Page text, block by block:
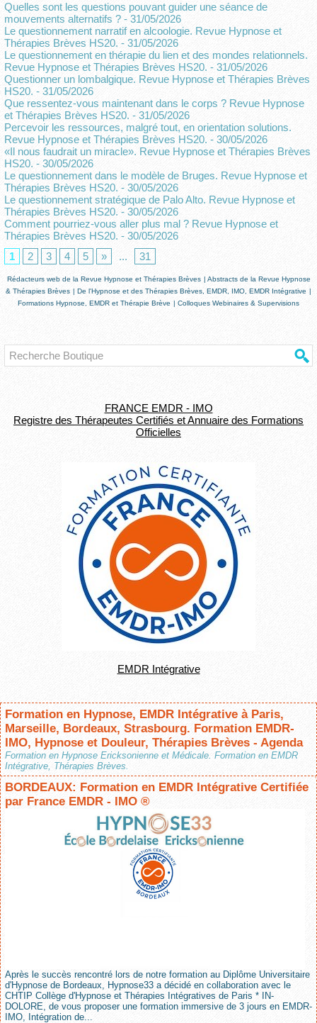
FRANCE EMDR - IMO
Registre des Thérapeutes Certifiés et Annuaire des Formations
Officielles
EMDR Intégrative
Formation en Hypnose, EMDR Intégrative à Paris,
Marseille, Bordeaux, Strasbourg. Formation EMDR-
IMO, Hypnose et Douleur, Thérapies Brèves - Agenda
Formation en Hypnose Ericksonienne et Médicale. Formation en EMDR
Intégrative, Thérapies Brèves.
BORDEAUX: Formation en EMDR Intégrative Certifiée
par France EMDR - IMO ®
Après le succès rencontré lors de notre formation au Diplôme Universitaire
d'Hypnose de Bordeaux, Hypnose33 a décidé en collaboration avec le
CHTIP Collège d'Hypnose et Thérapies Intégratives de Paris * IN-
DOLORE, de vous proposer une formation immersive de 3 jours en EMDR-
IMO, Intégration de...
Quelles sont les questions pouvant guider une séance de
mouvements alternatifs ? - 31/05/2026
Le questionnement narratif en alcoologie. Revue Hypnose et
Thérapies Brèves HS20. - 31/05/2026
Le questionnement en thérapie du lien et des mondes relationnels.
Revue Hypnose et Thérapies Brèves HS20. - 31/05/2026
Questionner un lombalgique. Revue Hypnose et Thérapies Brèves
HS20. - 31/05/2026
Que ressentez-vous maintenant dans le corps ? Revue Hypnose
et Thérapies Brèves HS20. - 31/05/2026
Percevoir les ressources, malgré tout, en orientation solutions.
Revue Hypnose et Thérapies Brèves HS20. - 30/05/2026
«Il nous faudrait un miracle». Revue Hypnose et Thérapies Brèves
HS20. - 30/05/2026
Le questionnement dans le modèle de Bruges. Revue Hypnose et
Thérapies Brèves HS20. - 30/05/2026
Le questionnement stratégique de Palo Alto. Revue Hypnose et
Thérapies Brèves HS20. - 30/05/2026
Comment pourriez-vous aller plus mal ? Revue Hypnose et
Thérapies Brèves HS20. - 30/05/2026
1
2 3 4 5 » ... 31
Rédacteurs web de la Revue Hypnose et Thérapies Brèves | Abstracts de la Revue Hypnose
& Thérapies Brèves | De l'Hypnose et des Thérapies Brèves, EMDR, IMO, EMDR Intégrative |
Formations Hypnose, EMDR et Thérapie Brève | Colloques Webinaires & Supervisions